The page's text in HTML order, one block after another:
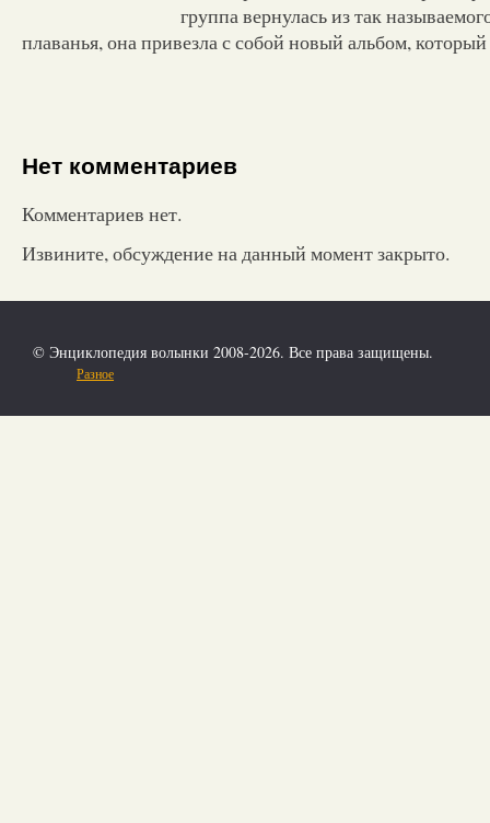
группа вернулась из так
плаванья, она привезла с собой новый альбом,
Нет комментариев
Комментариев нет.
Извините, обсуждение на данный момент закрыто.
© Энциклопедия волынки 2008-2026. Все права защищены.
Разное